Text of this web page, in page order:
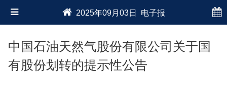
2025年09月03日 电子报
中国石油天然气股份有限公司关于国
有股份划转的提示性公告